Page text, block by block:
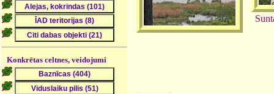
Konkrētas celtnes, veidojumi